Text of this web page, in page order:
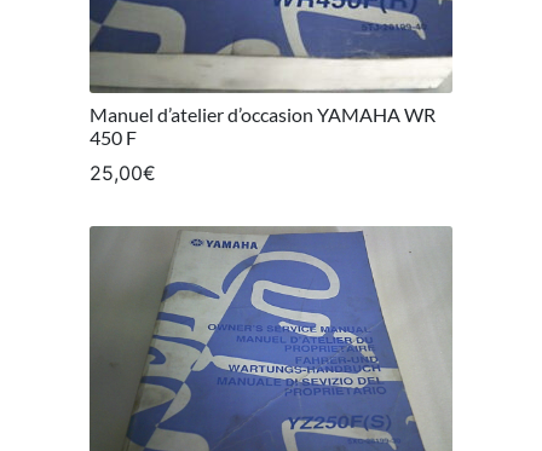
Manuel d’atelier d’occasion YAMAHA WR
450 F
25,00€